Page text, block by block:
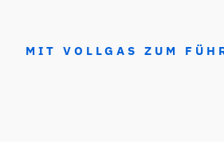
MIT VOLLGAS ZUM